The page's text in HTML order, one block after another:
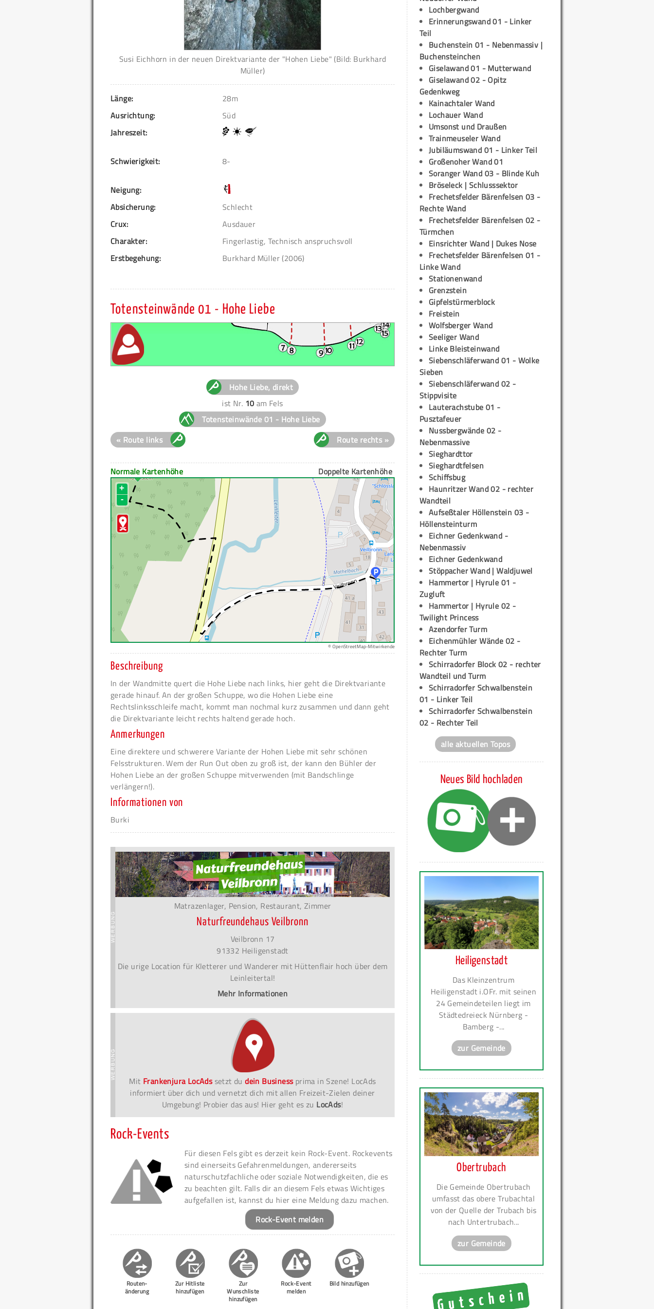
Susi Eichhorn in der neuen Direktvariante der "Hohen Liebe" (Bild: Burkhard
Müller)
Länge:
28m
Ausrichtung:
Süd
Jahreszeit:
Schwierigkeit: 8-
Neigung:
Absicherung:
Schlecht
Crux:
Ausdauer
Charakter:
Fingerlastig, Technisch anspruchsvoll
Erstbegehung:
Burkhard Müller (2006)
Totensteinwände 01 - Hohe Liebe
Hohe Liebe, direkt
ist Nr. 10 am Fels
Totensteinwände 01 - Hohe Liebe
« Route links
Route rechts »
Normale Kartenhöhe Doppelte Kartenhöhe
+
-
© OpenStreetMap-Mitwirkende
Beschreibung
In der Wandmitte quert die Hohe Liebe nach links, hier geht die Direktvariante
gerade hinauf. An der großen Schuppe, wo die Hohen Liebe eine
Rechtslinksschleife macht, kommt man nochmal kurz zusammen und dann geht
die Direktvariante leicht rechts haltend gerade hoch.
Anmerkungen
Eine direktere und schwerere Variante der Hohen Liebe mit sehr schönen
Felsstrukturen. Wem der Run Out oben zu groß ist, der kann den Bühler der
Hohen Liebe an der großen Schuppe mitverwenden (mit Bandschlinge
verlängern!).
Informationen von
Burki
Matrazenlager, Pension, Restaurant, Zimmer
Naturfreundehaus Veilbronn
Veilbronn 17
91332 Heiligenstadt
Die urige Location für Kletterer und Wanderer mit Hüttenflair hoch über dem
Leinleitertal!
Mehr Informationen
Mit Frankenjura LocAdssetzt dudein Businessprima in Szene! LocAds
informiert über dich und vernetzt dich mit allen Freizeit-Zielen deiner
Umgebung! Probier das aus! Hier geht es zu LocAds!
Rock-Events
Für diesen Fels gibt es derzeit kein Rock-Event. Rockevents
sind einerseits Gefahrenmeldungen, andererseits
naturschutzfachliche oder soziale Notwendigkeiten, die es
zu beachten gilt. Falls dir an diesem Fels etwas Wichtiges
aufgefallen ist, kannst du hier eine Meldung dazu machen.
Rock-Event melden
Routen-
änderung
Zur Hitliste
hinzufügen
Zur
Wunschliste
hinzufügen
Rock-Event
melden
Bild hinzufügen
Lochbergwand
Erinnerungswand 01 - Linker
Teil
Buchenstein 01 - Nebenmassiv |
Buchensteinchen
Giselawand 01 - Mutterwand
Giselawand 02 - Opitz
Gedenkweg
Kainachtaler Wand
Lochauer Wand
Umsonst und Draußen
Trainmeuseler Wand
Jubiläumswand 01 - Linker Teil
Großenoher Wand 01
Soranger Wand 03 - Blinde Kuh
Bröseleck | Schlusssektor
Frechetsfelder Bärenfelsen 03 -
Rechte Wand
Frechetsfelder Bärenfelsen 02 -
Türmchen
Einsrichter Wand | Dukes Nose
Frechetsfelder Bärenfelsen 01 -
Linke Wand
Stationenwand
Grenzstein
Gipfelstürmerblock
Freistein
Wolfsberger Wand
Seeliger Wand
Linke Bleisteinwand
Siebenschläferwand 01 - Wolke
Sieben
Siebenschläferwand 02 -
Stippvisite
Lauterachstube 01 -
Pusztafeuer
Nussbergwände 02 -
Nebenmassive
Sieghardttor
Sieghardtfelsen
Schiffsbug
Haunritzer Wand 02 - rechter
Wandteil
Aufseßtaler Höllenstein 03 -
Höllensteinturm
Eichner Gedenkwand -
Nebenmassiv
Eichner Gedenkwand
Stöppacher Wand | Waldjuwel
Hammertor | Hyrule 01 -
Zugluft
Hammertor | Hyrule 02 -
Twilight Princess
Azendorfer Turm
Eichenmühler Wände 02 -
Rechter Turm
Schirradorfer Block 02 - rechter
Wandteil und Turm
Schirradorfer Schwalbenstein
01 - Linker Teil
Schirradorfer Schwalbenstein
02 - Rechter Teil
alle aktuellen Topos
Neues Bild hochladen
Heiligenstadt
Das Kleinzentrum
Heiligenstadt i.OFr. mit seinen
24 Gemeindeteilen liegt im
Städtedreieck Nürnberg -
Bamberg -...
zur Gemeinde
Obertrubach
Die Gemeinde Obertrubach
umfasst das obere Trubachtal
von der Quelle der Trubach bis
nach Untertrubach...
zur Gemeinde